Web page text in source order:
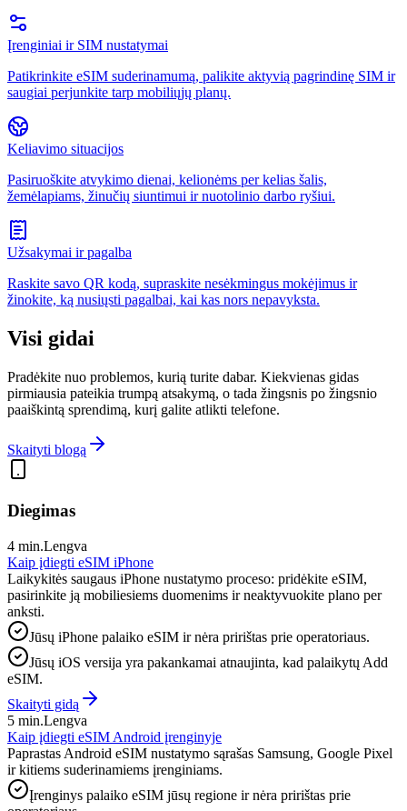
Įrenginiai ir SIM nustatymai
Patikrinkite eSIM suderinamumą, palikite aktyvią pagrindinę SIM ir
saugiai perjunkite tarp mobiliųjų planų.
Keliavimo situacijos
Pasiruoškite atvykimo dienai, kelionėms per kelias šalis,
žemėlapiams, žinučių siuntimui ir nuotolinio darbo ryšiui.
Užsakymai ir pagalba
Raskite savo QR kodą, supraskite nesėkmingus mokėjimus ir
žinokite, ką nusiųsti pagalbai, kai kas nors nepavyksta.
Visi gidai
Pradėkite nuo problemos, kurią turite dabar. Kiekvienas gidas
pirmiausia pateikia trumpą atsakymą, o tada žingsnis po žingsnio
paaiškintą sprendimą, kurį galite atlikti telefone.
Skaityti blogą
Diegimas
4 min.Lengva
Kaip įdiegti eSIM iPhone
Laikykitės saugaus iPhone nustatymo proceso: pridėkite eSIM,
pasirinkite ją mobiliesiems duomenims ir neaktyvuokite plano per
anksti.
Jūsų iPhone palaiko eSIM ir nėra pririštas prie operatoriaus.
Jūsų iOS versija yra pakankamai atnaujinta, kad palaikytų Add
eSIM.
Skaityti gidą
5 min.Lengva
Kaip įdiegti eSIM Android įrenginyje
Paprastas Android eSIM nustatymo sąrašas Samsung, Google Pixel
ir kitiems suderinamiems įrenginiams.
Įrenginys palaiko eSIM jūsų regione ir nėra pririštas prie